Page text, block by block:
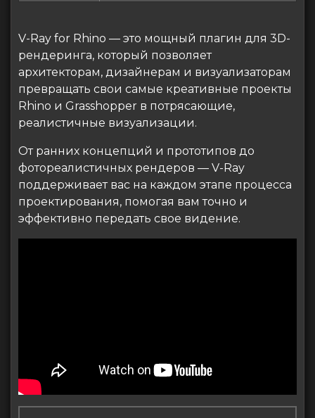
V-Ray for Rhino — это мощный плагин для 3D-
рендеринга, который позволяет
архитекторам, дизайнерам и визуализаторам
превращать свои самые креативные проекты
Rhino и Grasshopper в потрясающие,
реалистичные визуализации.
От ранних концепций и прототипов до
фотореалистичных рендеров — V-Ray
поддерживает вас на каждом этапе процесса
проектирования, помогая вам точно и
эффективно передать свое видение.